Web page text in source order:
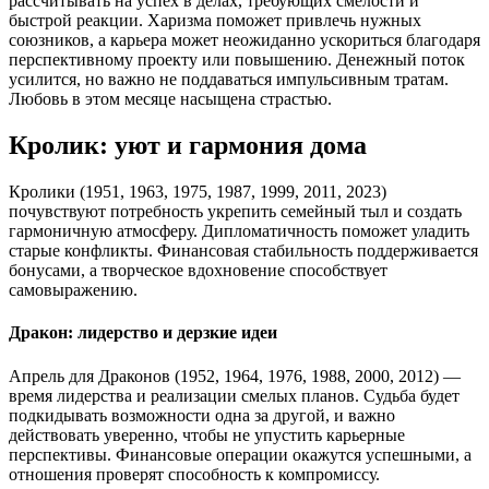
быстрой реакции. Харизма поможет привлечь нужных
союзников, а карьера может неожиданно ускориться благодаря
перспективному проекту или повышению. Денежный поток
усилится, но важно не поддаваться импульсивным тратам.
Любовь в этом месяце насыщена страстью.
Кролик: уют и гармония дома
Кролики (1951, 1963, 1975, 1987, 1999, 2011, 2023)
почувствуют потребность укрепить семейный тыл и создать
гармоничную атмосферу. Дипломатичность поможет уладить
старые конфликты. Финансовая стабильность поддерживается
бонусами, а творческое вдохновение способствует
самовыражению.
Дракон: лидерство и дерзкие идеи
Апрель для Драконов (1952, 1964, 1976, 1988, 2000, 2012) —
время лидерства и реализации смелых планов. Судьба будет
подкидывать возможности одна за другой, и важно
действовать уверенно, чтобы не упустить карьерные
перспективы. Финансовые операции окажутся успешными, а
отношения проверят способность к компромиссу.